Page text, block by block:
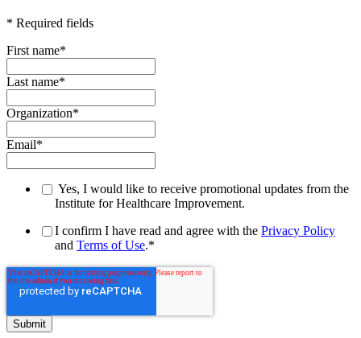
* Required fields
First name*
Last name*
Organization*
Email*
Yes, I would like to receive promotional updates from the
Institute for Healthcare Improvement.
I confirm I have read and agree with the Privacy Policy
and Terms of Use.*